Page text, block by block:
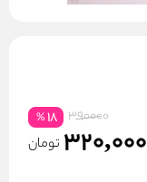
390000
18
%
320,000 تومان